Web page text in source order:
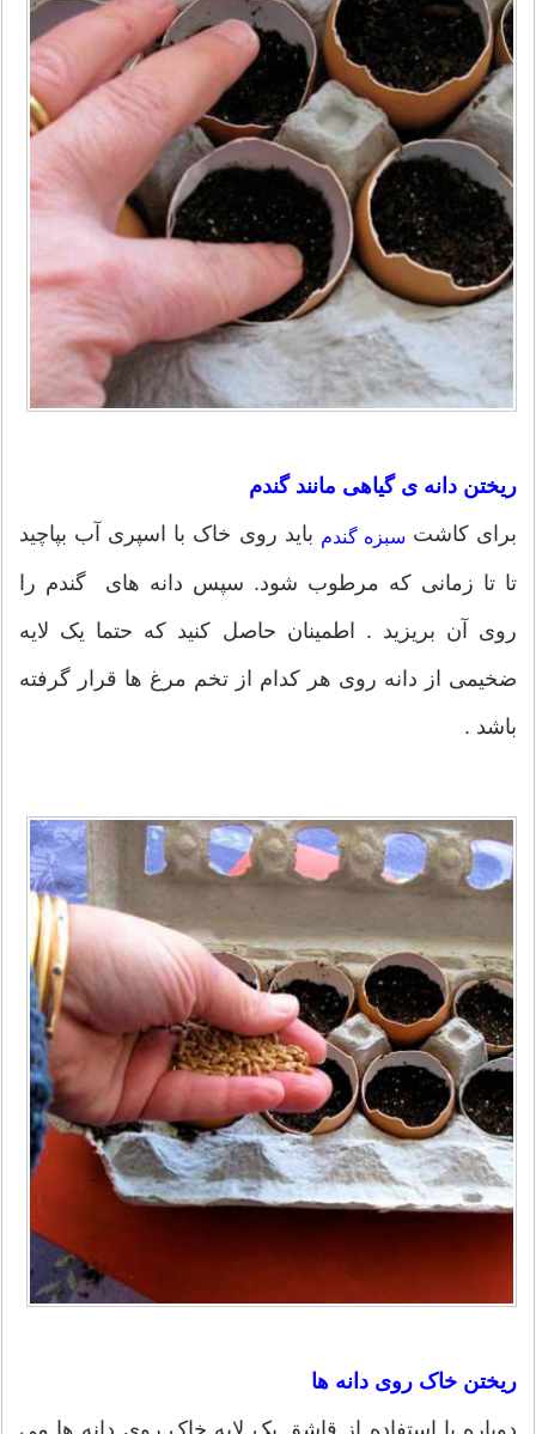
ریختن دانه ی گیاهی مانند گندم
برای کاشت سبزه گندم باید روی خاک با اسپری آب بپاچید
تا تا زمانی که مرطوب شود. سپس دانه های گندم را
روی آن بریزید . اطمینان حاصل کنید که حتما یک لایه
ضخیمی از دانه روی هر کدام از تخم مرغ ها قرار گرفته
باشد .
ریختن خاک روی دانه ها